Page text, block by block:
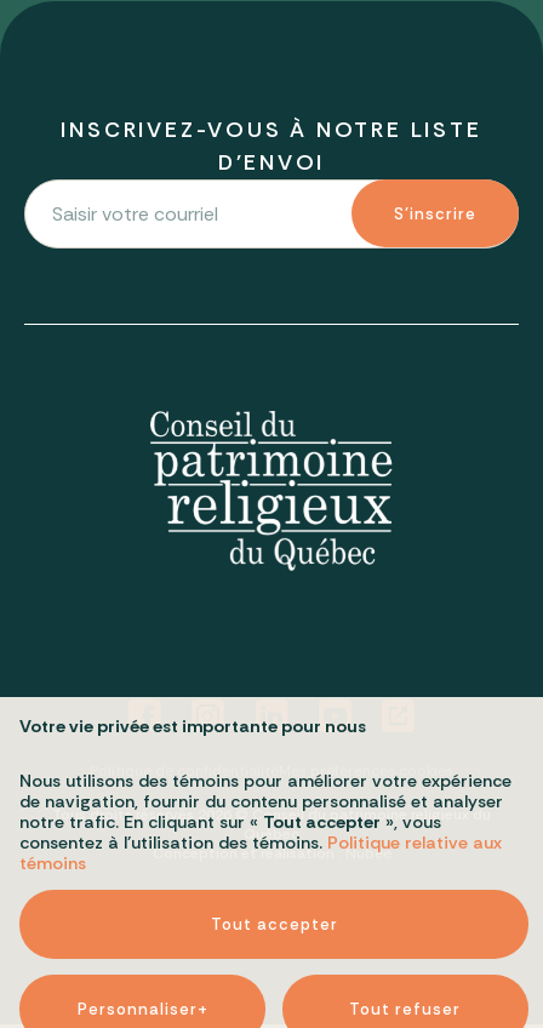
INSCRIVEZ-VOUS À NOTRE LISTE
D'ENVOI
S'inscrire
Politique de confidentialité Mes préférences cookies
Tous droits réservés 2026 © Conseil du patrimoine religieux du
Québec
Conception et réalisation :Nubee
Votre vie privée est importante pour nous
Nous utilisons des témoins pour améliorer votre expérience
de navigation, fournir du contenu personnalisé et analyser
notre trafic. En cliquant sur « Tout accepter », vous
consentez à l’utilisation des témoins. Politique relative aux
témoins
Personnaliser+ Tout refuser
Tout accepter